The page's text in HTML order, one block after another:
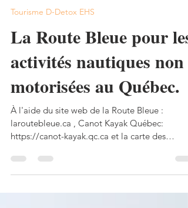
AnneAster
23 mai 2025
2 min de lecture
Tourisme D-Detox EHS
La Route Bleue pour les
activités nautiques non
motorisées au Québec.
À l'aide du site web de la Route Bleue :
laroutebleue.ca , Canot Kayak Québec: